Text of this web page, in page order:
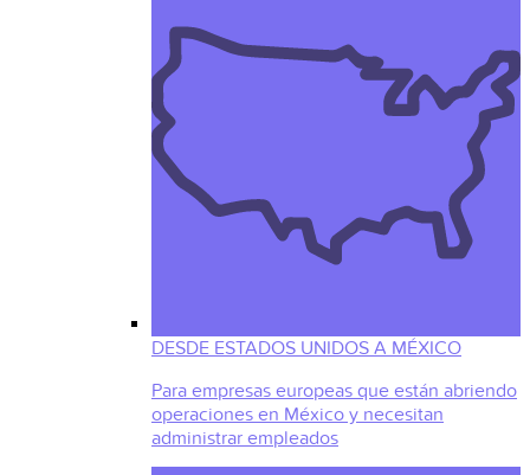
DESDE ESTADOS UNIDOS A MÉXICO
Para empresas europeas que están abriendo
operaciones en México y necesitan
administrar empleados